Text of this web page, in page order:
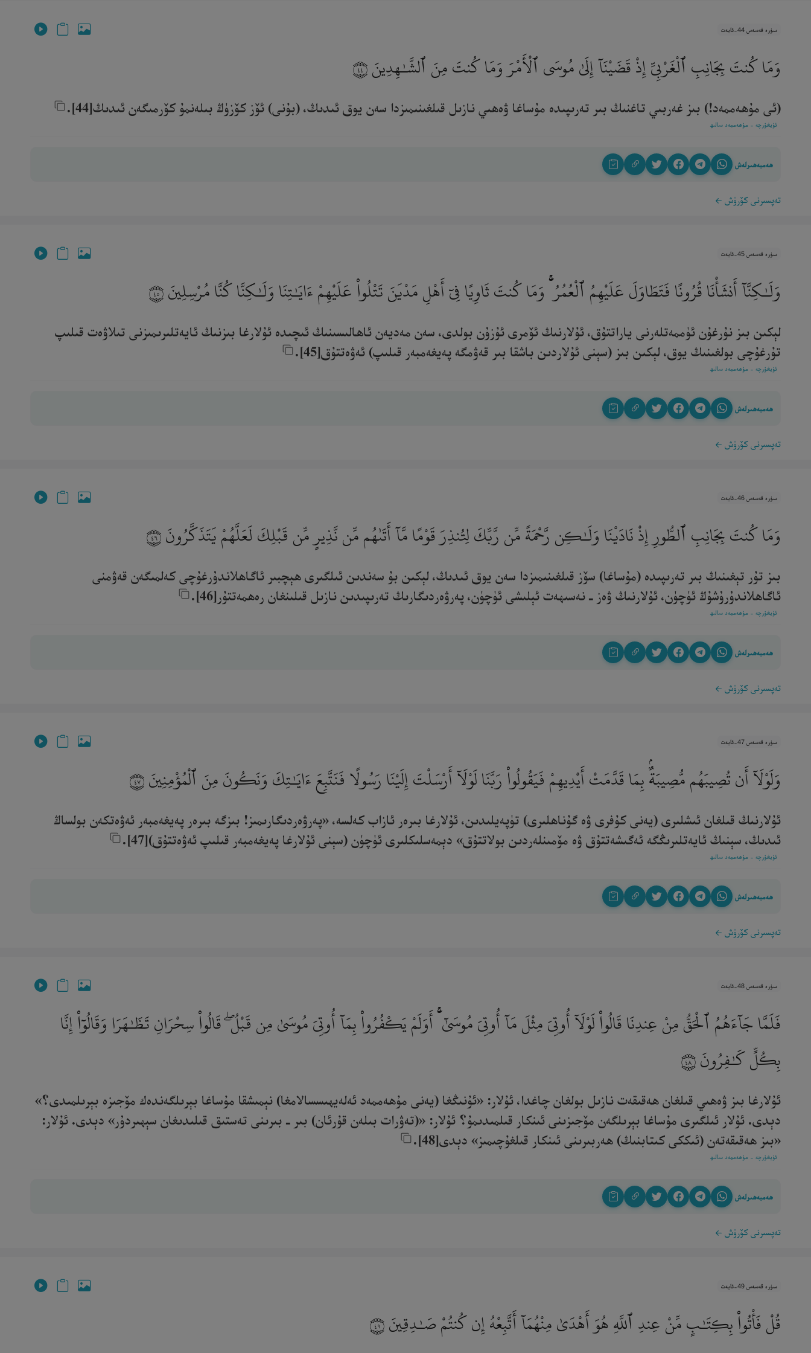
سۈرە قەسەس 44-ئايەت
وَمَا كُنتَ بِجَانِبِ ٱلْغَرْبِىِّ إِذْ قَضَيْنَآ إِلَىٰ مُوسَى ٱلْأَمْرَ وَمَا كُنتَ مِنَ ٱلشَّـٰهِدِينَ ٤٤
(ئى مۇھەممەد!) بىز غەربىي تاغنىڭ بىر تەرىپىدە مۇساغا ۋەھىي نازىل قىلغىنىمىزدا سەن يوق ئىدىڭ، (بۇنى) ئۆز كۆزۈڭ بىلەنمۇ كۆرمىگەن ئىدىڭ[44].‎
ئۇيغۇرچە - مۇھەممەد سالىھ
ھەمبەھىرلەش
تەپسىرنى كۆرۈش
سۈرە قەسەس 45-ئايەت
وَلَـٰكِنَّآ أَنشَأْنَا قُرُونًا فَتَطَاوَلَ عَلَيْهِمُ ٱلْعُمُرُ ۚ وَمَا كُنتَ ثَاوِيًا فِىٓ أَهْلِ مَدْيَنَ تَتْلُوا۟ عَلَيْهِمْ ءَايَـٰتِنَا وَلَـٰكِنَّا كُنَّا مُرْسِلِينَ ٤٥
لېكىن بىز نۇرغۇن ئۈممەتلەرنى ياراتتۇق، ئۇلارنىڭ ئۆمرى ئۇزۇن بولدى، سەن مەديەن ئاھالىسىنىڭ ئىچىدە ئۇلارغا بىزنىڭ ئايەتلىرىمىزنى تىلاۋەت قىلىپ
تۇرغۇچى بولغىنىڭ يوق، لېكىن بىز (سېنى ئۇلاردىن باشقا بىر قەۋمگە پەيغەمبەر قىلىپ) ئەۋەتتۇق[45].‎
ئۇيغۇرچە - مۇھەممەد سالىھ
ھەمبەھىرلەش
تەپسىرنى كۆرۈش
سۈرە قەسەس 46-ئايەت
وَمَا كُنتَ بِجَانِبِ ٱلطُّورِ إِذْ نَادَيْنَا وَلَـٰكِن رَّحْمَةً مِّن رَّبِّكَ لِتُنذِرَ قَوْمًا مَّآ أَتَىٰهُم مِّن نَّذِيرٍ مِّن قَبْلِكَ لَعَلَّهُمْ يَتَذَكَّرُونَ ٤٦
بىز تۇر تېغىنىڭ بىر تەرىپىدە (مۇساغا) سۆز قىلغىنىمىزدا سەن يوق ئىدىڭ، لېكىن بۇ سەندىن ئىلگىرى ھېچبىر ئاگاھلاندۇرغۇچى كەلمىگەن قەۋمنى
ئاگاھلاندۇرۇشۇڭ ئۈچۈن، ئۇلارنىڭ ۋەز ـ نەسىھەت ئېلىشى ئۈچۈن، پەرۋەردىگارىڭ تەرىپىدىن نازىل قىلىنغان رەھمەتتۇر[46].‎
ئۇيغۇرچە - مۇھەممەد سالىھ
ھەمبەھىرلەش
تەپسىرنى كۆرۈش
سۈرە قەسەس 47-ئايەت
وَلَوْلَآ أَن تُصِيبَهُم مُّصِيبَةٌۢ بِمَا قَدَّمَتْ أَيْدِيهِمْ فَيَقُولُوا۟ رَبَّنَا لَوْلَآ أَرْسَلْتَ إِلَيْنَا رَسُولًا فَنَتَّبِعَ ءَايَـٰتِكَ وَنَكُونَ مِنَ ٱلْمُؤْمِنِينَ ٤٧
ئۇلارنىڭ قىلغان ئىشلىرى (يەنى كۇفرى ۋە گۇناھلىرى) تۈپەيلىدىن، ئۇلارغا بىرەر ئازاب كەلسە، «پەرۋەردىگارىمىز! بىزگە بىرەر پەيغەمبەر ئەۋەتكەن بولساڭ
ئىدىڭ، سېنىڭ ئايەتلىرىڭگە ئەگىشەتتۇق ۋە مۆمىنلەردىن بولاتتۇق» دېمەسلىكلىرى ئۈچۈن (سېنى ئۇلارغا پەيغەمبەر قىلىپ ئەۋەتتۇق)[47].‎
ئۇيغۇرچە - مۇھەممەد سالىھ
ھەمبەھىرلەش
تەپسىرنى كۆرۈش
سۈرە قەسەس 48-ئايەت
فَلَمَّا جَآءَهُمُ ٱلْحَقُّ مِنْ عِندِنَا قَالُوا۟ لَوْلَآ أُوتِىَ مِثْلَ مَآ أُوتِىَ مُوسَىٰٓ ۚ أَوَلَمْ يَكْفُرُوا۟ بِمَآ أُوتِىَ مُوسَىٰ مِن قَبْلُ ۖ قَالُوا۟ سِحْرَانِ تَظَـٰهَرَا وَقَالُوٓا۟ إِنَّا
بِكُلٍّ كَـٰفِرُونَ
٤٨
ئۇلارغا بىز ۋەھىي قىلغان ھەقىقەت نازىل بولغان چاغدا، ئۇلار: «ئۇنىڭغا (يەنى مۇھەممەد ئەلەيھىسسالامغا) نېمىشقا مۇساغا بېرىلگەندەك مۆجىزە بېرىلمىدى؟»
دېدى. ئۇلار ئىلگىرى مۇساغا بېرىلگەن مۆجىزىنى ئىنكار قىلمىدىمۇ؟ ئۇلار: «(تەۋرات بىلەن قۇرئان) بىر ـ بىرىنى تەستىق قىلىدىغان سېھىردۇر» دېدى. ئۇلار:
«بىز ھەقىقەتەن (ئىككى كىتابنىڭ) ھەربىرىنى ئىنكار قىلغۇچىمىز» دېدى[48].‎
ئۇيغۇرچە - مۇھەممەد سالىھ
ھەمبەھىرلەش
تەپسىرنى كۆرۈش
سۈرە قەسەس 49-ئايەت
قُلْ فَأْتُوا۟ بِكِتَـٰبٍ مِّنْ عِندِ ٱللَّهِ هُوَ أَهْدَىٰ مِنْهُمَآ أَتَّبِعْهُ إِن كُنتُمْ صَـٰدِقِينَ ٤٩